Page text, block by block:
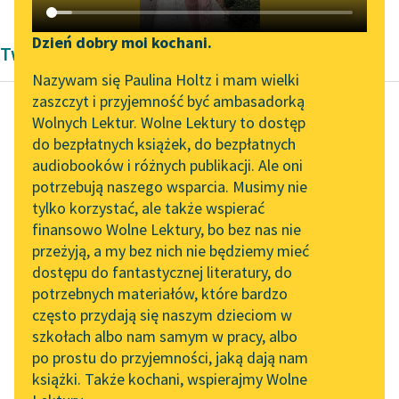
Katalog DAISY
Podkasty o książkach
Zgłoś brak utworu
Aktualności
„Prokurator Alicja Horn”
do słuchania
Byliśmy częścią AI Impact
Lab
Zapraszamy na spotkanie
online z tłumaczkami
literatury skandynawskiej
Spotkanie z Katarzyną
Tunkiel w Oslo
102. lata temu zmarł
Joseph Conrad
Narzędzia
Mapa Wolnych Lektur
Leśmianator
Przewodnik dla piszących i
czytających
API
OAI-PMH
Widget Wolnych Lektur
Przypisy
Dzień dobry moi kochani.
Nazywam się Paulina Holtz i mam wielki
zaszczyt i przyjemność być ambasadorką
Wolnych Lektur. Wolne Lektury to dostęp
do bezpłatnych książek, do bezpłatnych
audiobooków i różnych publikacji. Ale oni
potrzebują naszego wsparcia. Musimy nie
tylko korzystać, ale także wspierać
finansowo Wolne Lektury, bo bez nas nie
przeżyją, a my bez nich nie będziemy mieć
dostępu do fantastycznej literatury, do
potrzebnych materiałów, które bardzo
często przydają się naszym dzieciom w
szkołach albo nam samym w pracy, albo
po prostu do przyjemności, jaką dają nam
książki. Także kochani, wspierajmy Wolne
Twórczość
Plaut
Kupiec
Czytaj więcej